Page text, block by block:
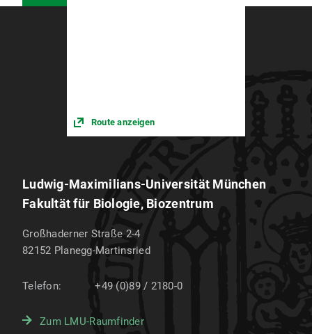
Route anzeigen
Ludwig-Maximilians-Universität München
Fakultät für Biologie, Biozentrum
Großhaderner Straße 2-4
82152 Planegg-Martinsried
Telefon: +49 (0)89 / 2180-0
Zum LMU-Raumfinder